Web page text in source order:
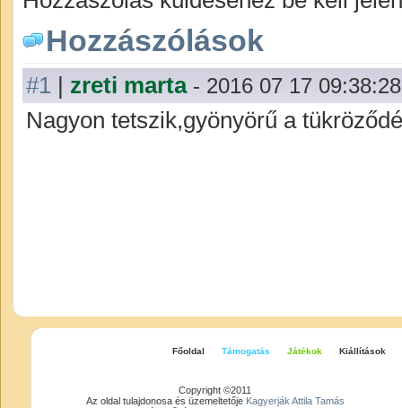
Hozzászólások
#1 | zreti marta - 2016 07 17 09:38:28
Nagyon tetszik,gyönyörű a
Főoldal Támogatás Játékok Kiállítások
Copyright ©2011
Az oldal tulajdonosa és üzemeltetője Kagyerják Attila Tamás